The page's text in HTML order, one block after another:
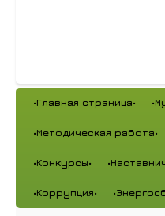
•Главная страница•
•Методическая работа•
•Конкурсы•
•Коррупция•